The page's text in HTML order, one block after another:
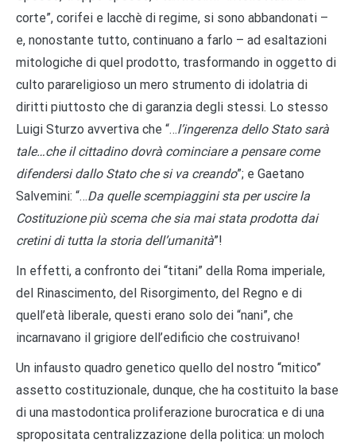
corte”, corifei e lacchè di regime, si sono abbandonati –
e, nonostante tutto, continuano a farlo – ad esaltazioni
mitologiche di quel prodotto, trasformando in oggetto di
culto parareligioso un mero strumento di idolatria di
diritti piuttosto che di garanzia degli stessi. Lo stesso
Luigi Sturzo avvertiva che “…l’ingerenza dello Stato sarà
tale…che il cittadino dovrà cominciare a pensare come
difendersi dallo Stato che si va creando”; e Gaetano
Salvemini: “…Da quelle scempiaggini sta per uscire la
Costituzione più scema che sia mai stata prodotta dai
cretini di tutta la storia dell’umanità”!
In effetti, a confronto dei “titani” della Roma imperiale,
del Rinascimento, del Risorgimento, del Regno e di
quell’età liberale, questi erano solo dei “nani”, che
incarnavano il grigiore dell’edificio che costruivano!
Un infausto quadro genetico quello del nostro “mitico”
assetto costituzionale, dunque, che ha costituito la base
di una mastodontica proliferazione burocratica e di una
spropositata centralizzazione della politica: un moloch